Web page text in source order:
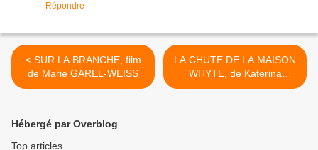
Répondre
< SUR LA BRANCHE, film
de Marie GAREL-WEISS
LA CHUTE DE LA MAISON
WHYTE, de Katerina
AUTET >
Hébergé par Overblog
Top articles